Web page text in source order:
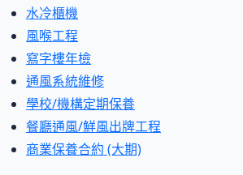
水冷櫃機
風喉工程
寫字樓年檢
通風系統維修
學校/機構定期保養
餐廳通風/鮮風出牌工程
商業保養合約 (大期)